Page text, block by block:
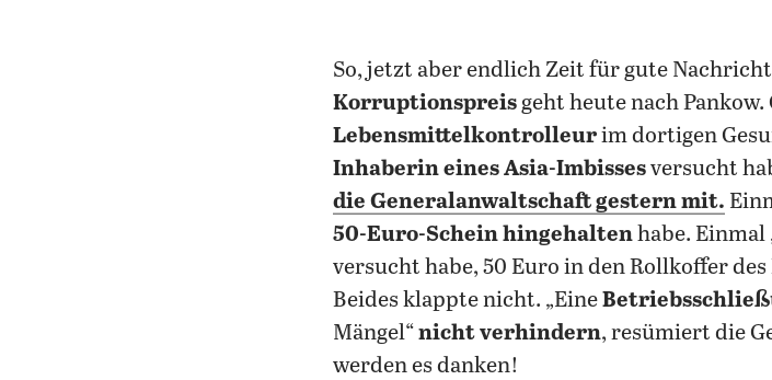
So, jetzt aber endlich Zeit für gute
Korruptionspreis geht heute nach Pankow.
Lebensmittelkontrolleurim dortigen
Inhaberin eines Asia-Imbissesversucht
die Generalanwaltschaft gestern mit.
50-Euro-Schein hingehaltenhabe.
versucht habe, 50 Euro in den Rollkoffer
Beides klappte nicht. „Eine
Mängel“nicht verhindern, resümiert die
werden es danken!